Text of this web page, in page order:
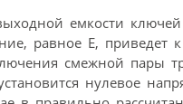
емкости
равное E, приведет
смежной пары
нулевое